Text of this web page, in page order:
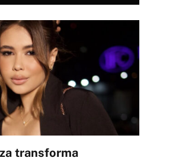
transforma